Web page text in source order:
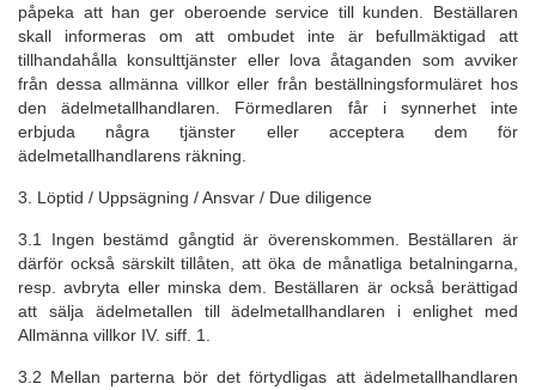
påpeka att han ger oberoende service till kunden. Beställaren
skall informeras om att ombudet inte är befullmäktigad att
tillhandahålla konsulttjänster eller lova åtaganden som avviker
från dessa allmänna villkor eller från beställningsformuläret hos
den ädelmetallhandlaren. Förmedlaren får i synnerhet inte
erbjuda några tjänster eller acceptera dem för
ädelmetallhandlarens räkning.
3. Löptid / Uppsägning / Ansvar / Due diligence
3.1 Ingen bestämd gångtid är överenskommen. Beställaren är
därför också särskilt tillåten, att öka de månatliga betalningarna,
resp. avbryta eller minska dem. Beställaren är också berättigad
att sälja ädelmetallen till ädelmetallhandlaren i enlighet med
Allmänna villkor IV. siff. 1.
3.2 Mellan parterna bör det förtydligas att ädelmetallhandlaren